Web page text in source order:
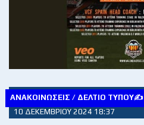
ΑΝΑΚΟΙΝΏΣΕΙΣ / ΔΕΛΤΊΟ ΤΎΠΟΥ✍
10 ΔΕΚΕΜΒΡΊΟΥ 2024 18:37